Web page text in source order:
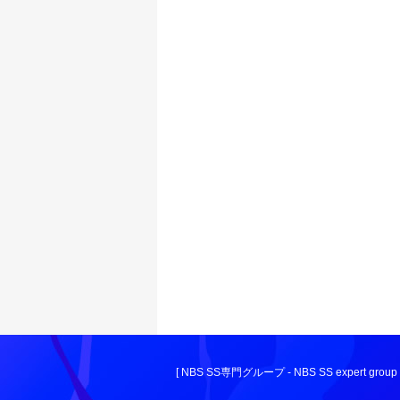
[ NBS SS専門グループ - NBS SS expert group